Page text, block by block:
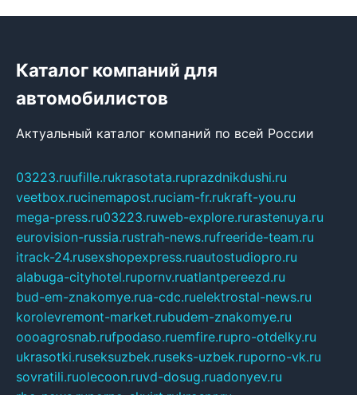
Каталог компаний для
автомобилистов
Актуальный каталог компаний по всей России
03223.ruufille.rukrasotata.ruprazdnikdushi.ru
veetbox.rucinemapost.ruciam-fr.rukraft-you.ru
mega-press.ru03223.ruweb-explore.rurastenuya.ru
eurovision-russia.rustrah-news.rufreeride-team.ru
itrack-24.rusexshopexpress.ruautostudiopro.ru
alabuga-cityhotel.rupornv.ruatlantpereezd.ru
bud-em-znakomye.rua-cdc.ruelektrostal-news.ru
korolevremont-market.rubudem-znakomye.ru
oooagrosnab.rufpodaso.ruemfire.rupro-otdelky.ru
ukrasotki.ruseksuzbek.ruseks-uzbek.ruporno-vk.ru
sovratili.ruolecoon.ruvd-dosug.ruadonyev.ru